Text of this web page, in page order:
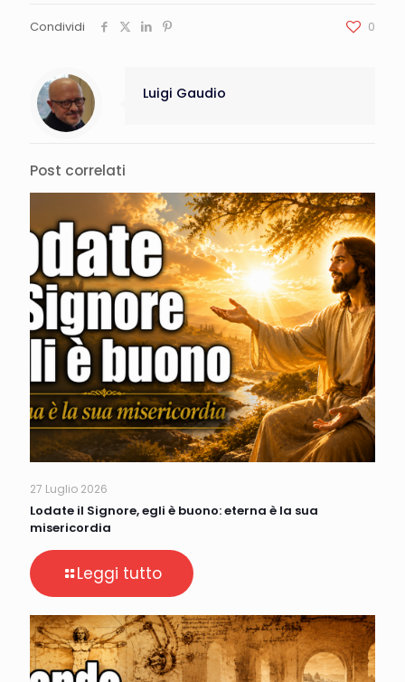
Condividi 0
Luigi Gaudio
Post correlati
27 Luglio 2026
Lodate il Signore, egli è buono: eterna è la sua
misericordia
Leggi tutto